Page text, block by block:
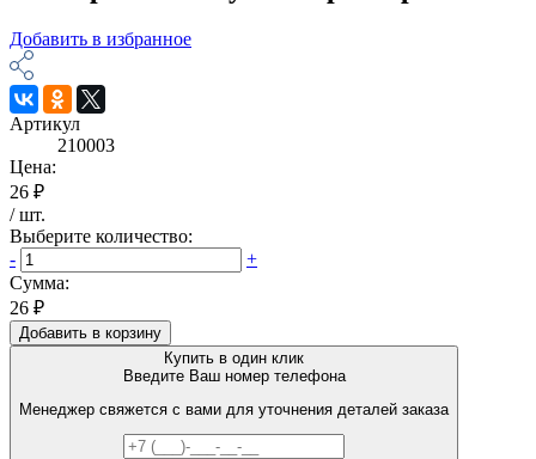
Добавить в избранное
Артикул
210003
Цена:
26 ₽
/шт.
Выберите количество:
-
+
Сумма:
26 ₽
Добавить в корзину
Купить в один клик
Введите Ваш номер телефона
Менеджер свяжется с вами для уточнения деталей заказа